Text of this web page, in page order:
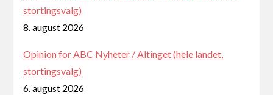
stortingsvalg)
8. august 2026
Opinion for ABC Nyheter / Altinget (hele landet,
stortingsvalg)
6. august 2026